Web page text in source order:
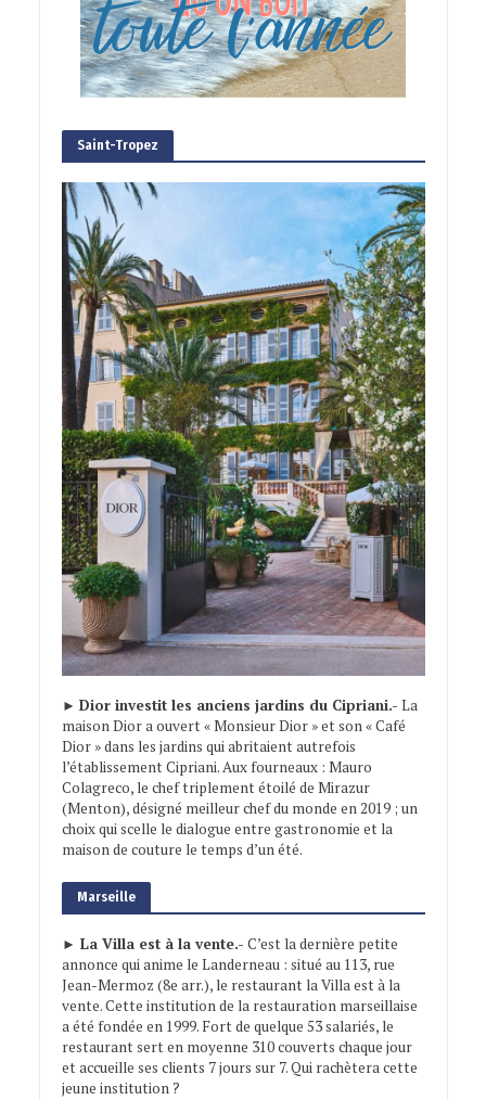
Saint-Tropez
► Dior investit les anciens jardins du Cipriani.- La
maison Dior a ouvert « Monsieur Dior » et son « Café
Dior » dans les jardins qui abritaient autrefois
l’établissement Cipriani. Aux fourneaux : Mauro
Colagreco, le chef triplement étoilé de Mirazur
(Menton), désigné meilleur chef du monde en 2019 ; un
choix qui scelle le dialogue entre gastronomie et la
maison de couture le temps d’un été.
Marseille
► La Villa est à la vente.- C’est la dernière petite
annonce qui anime le Landerneau : situé au 113, rue
Jean-Mermoz (8e arr.), le restaurant la Villa est à la
vente. Cette institution de la restauration marseillaise
a été fondée en 1999. Fort de quelque 53 salariés, le
restaurant sert en moyenne 310 couverts chaque jour
et accueille ses clients 7 jours sur 7. Qui rachètera cette
jeune institution ?